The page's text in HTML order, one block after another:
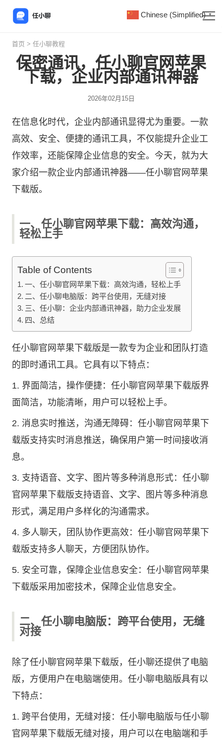
首页 > 任小聊教程
保密通讯，任小聊官网苹果
下载，企业内部通讯神器
2026年02月15日
在信息化时代，企业内部通讯显得尤为重要。一款
高效、安全、便捷的通讯工具，不仅能提升企业工
作效率，还能保障企业信息的安全。今天，就为大
家介绍一款企业内部通讯神器——任小聊官网苹果
下载版。
一、任小聊官网苹果下载：高效沟通，
轻松上手
Table of Contents
一、任小聊官网苹果下载：高效沟通，轻松上手
二、任小聊电脑版：跨平台使用，无缝对接
三、任小聊：企业内部通讯神器，助力企业发展
四、总结
任小聊官网苹果下载版是一款专为企业和团队打造
的即时通讯工具。它具有以下特点：
1. 界面简洁，操作便捷：任小聊官网苹果下载版界
面简洁，功能清晰，用户可以轻松上手。
2. 消息实时推送，沟通无障碍：任小聊官网苹果下
载版支持实时消息推送，确保用户第一时间接收消
息。
3. 支持语音、文字、图片等多种消息形式：任小聊
官网苹果下载版支持语音、文字、图片等多种消息
形式，满足用户多样化的沟通需求。
4. 多人聊天，团队协作更高效：任小聊官网苹果下
载版支持多人聊天，方便团队协作。
5. 安全可靠，保障企业信息安全：任小聊官网苹果
下载版采用加密技术，保障企业信息安全。
二、任小聊电脑版：跨平台使用，无缝
对接
除了任小聊官网苹果下载版，任小聊还提供了电脑
版，方便用户在电脑端使用。任小聊电脑版具有以
下特点：
1. 跨平台使用，无缝对接：任小聊电脑版与任小聊
官网苹果下载版无缝对接，用户可以在电脑端和手
Chinese (Simplified) ▼